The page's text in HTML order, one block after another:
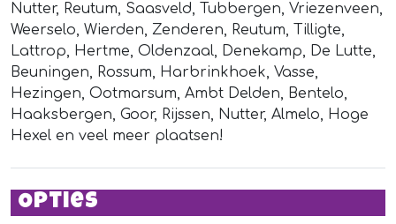
Nutter, Reutum, Saasveld, Tubbergen, Vriezenveen,
Weerselo, Wierden, Zenderen, Reutum, Tilligte,
Lattrop, Hertme, Oldenzaal, Denekamp, De Lutte,
Beuningen, Rossum, Harbrinkhoek, Vasse,
Hezingen, Ootmarsum, Ambt Delden, Bentelo,
Haaksbergen, Goor, Rijssen, Nutter, Almelo, Hoge
Hexel en veel meer plaatsen!
Opties